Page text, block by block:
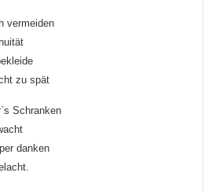
vermeiden
zu spät
Schranken
danken